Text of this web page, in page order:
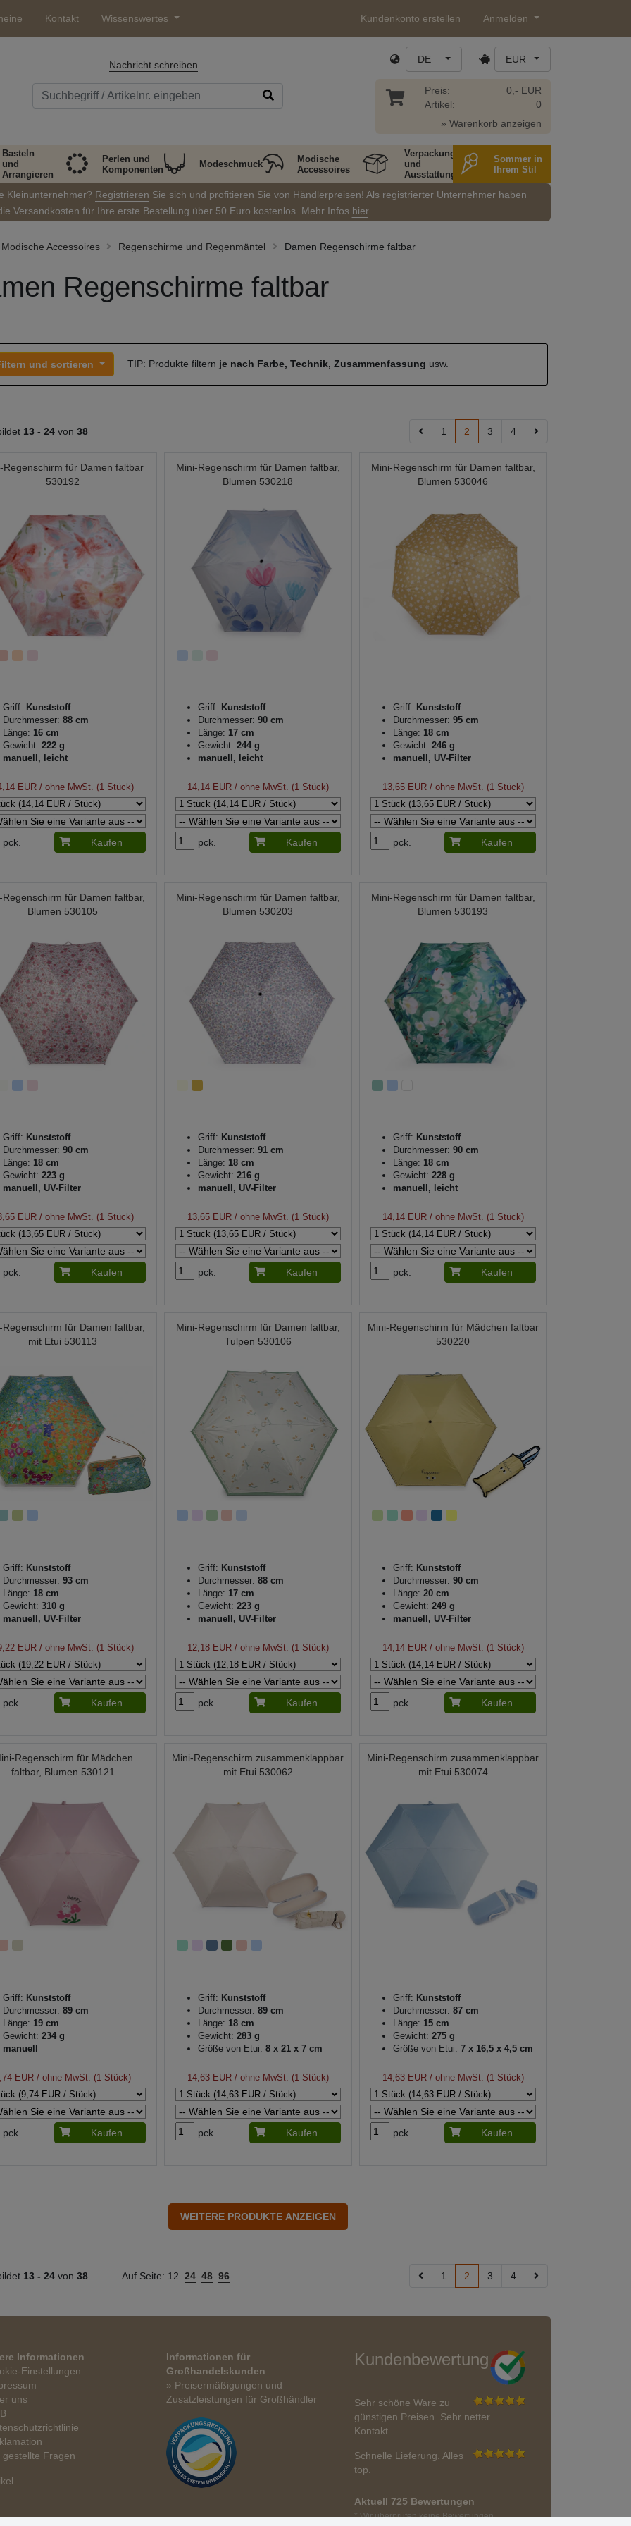
Kontakt Wissenswertes Kundenkonto erstellen Anmelden
Nachricht schreiben DE EUR
Preis:
Artikel:
0,- EUR
0
» Warenkorb anzeigen
Basteln
und
Arrangieren
Perlen und
Komponenten
Modeschmuck
Modische
Accessoires
Verpackung
und
Ausstattung
Sommer in
Ihrem Stil
Kleinunternehmer? Registrieren Sie sich und profitieren Sie von Händlerpreisen! Als registrierter Unternehmer haben
Versandkosten für Ihre erste Bestellung über 50 Euro kostenlos. Mehr Infos hier.
Modische Accessoires Regenschirme und Regenmäntel Damen Regenschirme faltbar
Regenschirme faltbar
und sortieren TIP: Produkte filtern je nach Farbe, Technik, Zusammenfassung usw.
13 - 24 von 38 1 2 3 4
Regenschirm für Damen faltbar
530192
Griff: Kunststoff
Durchmesser: 88 cm
Länge: 16 cm
Gewicht: 222 g
manuell, leicht
EUR/ ohne MwSt. (1 Stück)
pck. Kaufen
Mini-Regenschirm für Damen faltbar,
Blumen 530218
Griff: Kunststoff
Durchmesser: 90 cm
Länge: 17 cm
Gewicht: 244 g
manuell, leicht
14,14 EUR/ ohne MwSt. (1 Stück)
pck. Kaufen
Mini-Regenschirm für Damen faltbar,
Blumen 530046
Griff: Kunststoff
Durchmesser: 95 cm
Länge: 18 cm
Gewicht: 246 g
manuell, UV-Filter
13,65 EUR/ ohne MwSt. (1 Stück)
pck. Kaufen
Regenschirm für Damen faltbar,
Blumen 530105
Griff: Kunststoff
Durchmesser: 90 cm
Länge: 18 cm
Gewicht: 223 g
manuell, UV-Filter
EUR/ ohne MwSt. (1 Stück)
pck. Kaufen
Mini-Regenschirm für Damen faltbar,
Blumen 530203
Griff: Kunststoff
Durchmesser: 91 cm
Länge: 18 cm
Gewicht: 216 g
manuell, UV-Filter
13,65 EUR/ ohne MwSt. (1 Stück)
pck. Kaufen
Mini-Regenschirm für Damen faltbar,
Blumen 530193
Griff: Kunststoff
Durchmesser: 90 cm
Länge: 18 cm
Gewicht: 228 g
manuell, leicht
14,14 EUR/ ohne MwSt. (1 Stück)
pck. Kaufen
Regenschirm für Damen faltbar,
mit Etui 530113
Griff: Kunststoff
Durchmesser: 93 cm
Länge: 18 cm
Gewicht: 310 g
manuell, UV-Filter
EUR/ ohne MwSt. (1 Stück)
pck. Kaufen
Mini-Regenschirm für Damen faltbar,
Tulpen 530106
Griff: Kunststoff
Durchmesser: 88 cm
Länge: 17 cm
Gewicht: 223 g
manuell, UV-Filter
12,18 EUR/ ohne MwSt. (1 Stück)
pck. Kaufen
Mini-Regenschirm für Mädchen faltbar
530220
Griff: Kunststoff
Durchmesser: 90 cm
Länge: 20 cm
Gewicht: 249 g
manuell, UV-Filter
14,14 EUR/ ohne MwSt. (1 Stück)
pck. Kaufen
Regenschirm für Mädchen
faltbar, Blumen 530121
Griff: Kunststoff
Durchmesser: 89 cm
Länge: 19 cm
Gewicht: 234 g
manuell
EUR / ohne MwSt. (1 Stück)
pck. Kaufen
Mini-Regenschirm zusammenklappbar
mit Etui 530062
Griff: Kunststoff
Durchmesser: 89 cm
Länge: 18 cm
Gewicht: 283 g
Größe von Etui: 8 x 21 x 7 cm
14,63 EUR/ ohne MwSt. (1 Stück)
pck. Kaufen
Mini-Regenschirm zusammenklappbar
mit Etui 530074
Griff: Kunststoff
Durchmesser: 87 cm
Länge: 15 cm
Gewicht: 275 g
Größe von Etui: 7 x 16,5 x 4,5 cm
14,63 EUR/ ohne MwSt. (1 Stück)
pck. Kaufen
13 - 24 von 38 Auf Seite: 12 24 48 96 1 2 3 4
Informationen
Einstellungen
uns
gestellte Fragen
Informationen für
Großhandelskunden
» Preisermäßigungen und
Zusatzleistungen für Großhändler
Kundenbewertung
Sehr schöne Ware zu
günstigen Preisen. Sehr netter
Kontakt.
Schnelle Lieferung. Alles
top.
Aktuell 725 Bewertungen
* Wir überprüfen keine Bewertungen